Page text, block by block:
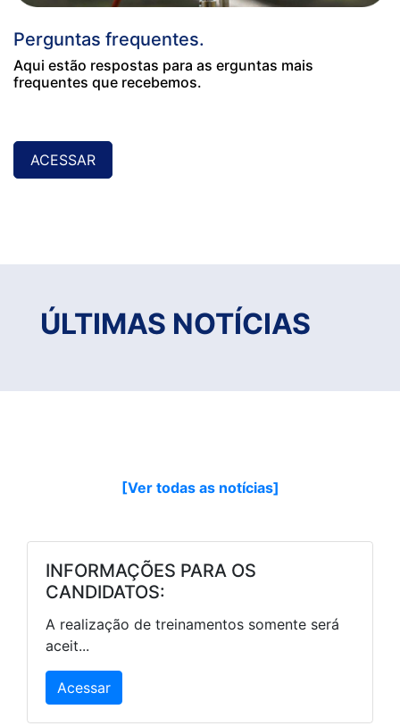
Perguntas frequentes.
Aqui estão respostas para as erguntas mais
frequentes que recebemos.
ACESSAR
ÚLTIMAS NOTÍCIAS
[Ver todas as notícias]
TechConnect
Já conhece o TechConnect?Cadastre-se aqui
antes d...
Acessar